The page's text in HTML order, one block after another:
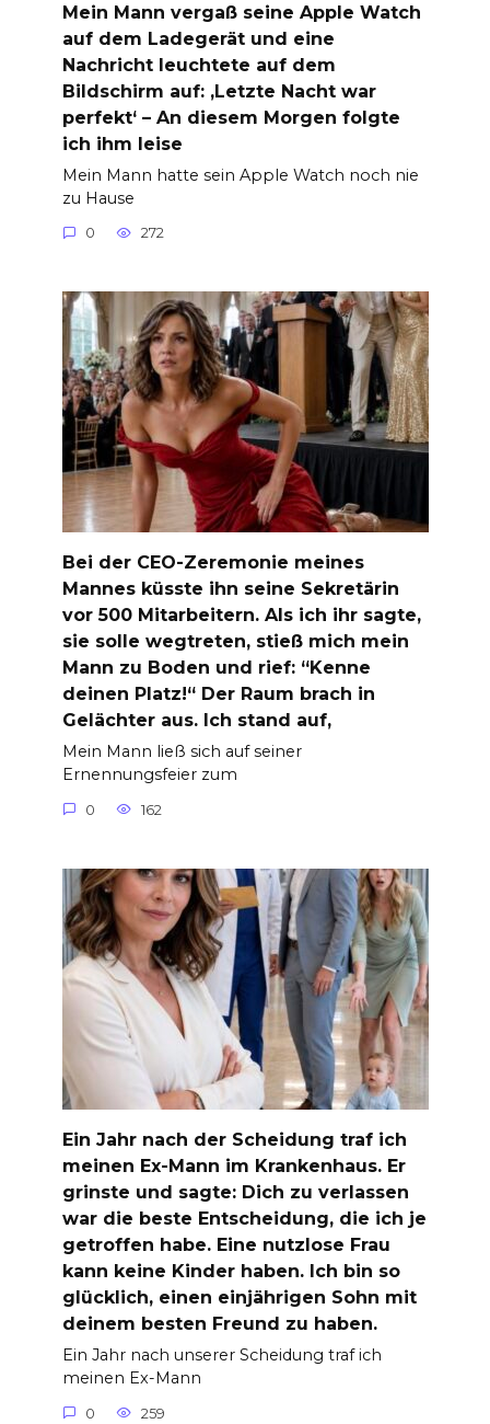
Mein Mann vergaß seine Apple Watch
auf dem Ladegerät und eine
Nachricht leuchtete auf dem
Bildschirm auf: ‚Letzte Nacht war
perfekt‘ – An diesem Morgen folgte
ich ihm leise
Mein Mann hatte sein Apple Watch noch nie
zu Hause
0 272
Bei der CEO-Zeremonie meines
Mannes küsste ihn seine Sekretärin
vor 500 Mitarbeitern. Als ich ihr sagte,
sie solle wegtreten, stieß mich mein
Mann zu Boden und rief: “Kenne
deinen Platz!“ Der Raum brach in
Gelächter aus. Ich stand auf,
Mein Mann ließ sich auf seiner
Ernennungsfeier zum
0 162
Ein Jahr nach der Scheidung traf ich
meinen Ex-Mann im Krankenhaus. Er
grinste und sagte: Dich zu verlassen
war die beste Entscheidung, die ich je
getroffen habe. Eine nutzlose Frau
kann keine Kinder haben. Ich bin so
glücklich, einen einjährigen Sohn mit
deinem besten Freund zu haben.
Ein Jahr nach unserer Scheidung traf ich
meinen Ex-Mann
0 259